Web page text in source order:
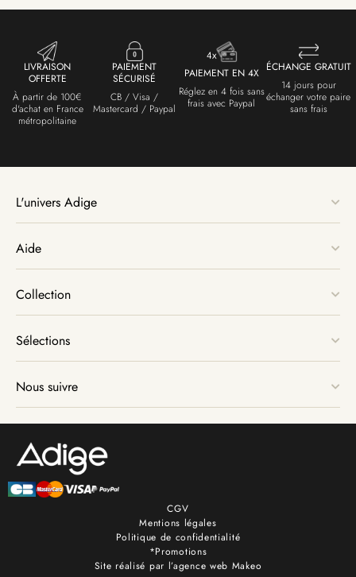
LIVRAISON
OFFERTE
À partir de 100€
d'achat en France
métropolitaine
PAIEMENT
SÉCURISÉ
CB / Visa /
Mastercard / Paypal
PAIEMENT EN 4X
Réglez en 4 fois sans
frais avec Paypal
ÉCHANGE GRATUIT
14 jours pour
échanger votre paire
sans frais
L'univers Adige
Aide
Collection
Sélections
Nous suivre
CGV
Mentions légales
Politique de confidentialité
*Promotions
Site réalisé par l’agence web Makeo